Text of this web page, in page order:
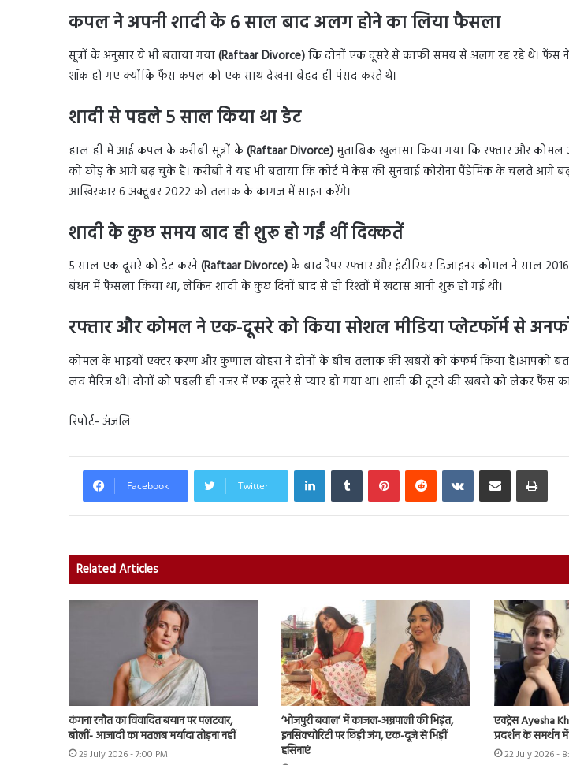
कपल ने अपनी शादी के 6 साल बाद अलग होने का लिया फैसला
सूत्रों के अनुसार ये भी बताया गया(Raftaar Divorce)कि दोनों एक दूसरे से काफी समय से अलग रह रहे थे। फैंस
शॉक हो गए क्योंकि फैंस कपल को एक साथ देखना बेहद ही पंसद करते थे।
शादी से पहले 5 साल किया था डेट
हाल ही में आई कपल के करीबी सूत्रों के(Raftaar Divorce)मुताबिक खुलासा किया गया कि रफ्तार और
को छोड़ के आगे बढ़ चुके हैं। करीबी ने यह भी बताया कि कोर्ट में केस की सुनवाई कोरोना पैंडेमिक के चलते आगे
आखिरकार 6 अक्टूबर 2022 को तलाक के कागज में साइन करेंगे।
शादी के कुछ समय बाद ही शुरू हो गईं थीं दिक्कतें
5 साल एक दूसरे को डेट करने(Raftaar Divorce)के बाद रैपर रफ्तार और इंटीरियर डिजाइनर कोमल ने साल
बंधन में फैसला किया था, लेकिन शादी के कुछ दिनों बाद से ही रिश्तों में खटास आनी शुरू हो गई थी।
रफ्तार और कोमल ने एक-दूसरे को किया सोशल मीडिया प्लेटफॉर्म से
कोमल के भाइयों एक्टर करण और कुणाल वोहरा ने दोनों के बीच तलाक की खबरों को कंफर्म किया है।आपको
लव मैरिज थी। दोनों को पहली ही नजर में एक दूसरे से प्यार हो गया था। शादी की टूटने की खबरों को लेकर फैंस
रिपोर्ट- अंजलि
Facebook Twitter
LinkedInTumblr PinterestReddit VKontakteShare via Email Print
Related Articles
कंगना रनौत का विवादित बयान पर पलटवार,
बोलीं- आजादी का मतलब मर्यादा तोड़ना नहीं
29 July 2026 - 7:00 PM
‘भोजपुरी बवाल’ में काजल-अम्रपाली की भिड़ंत,
इनसिक्योरिटी पर छिड़ी जंग, एक-दूजे से भिड़ीं
हसिनाएं
एक्ट्रेस Ayesha
प्रदर्शन के समर्थन
22 July 2026 -